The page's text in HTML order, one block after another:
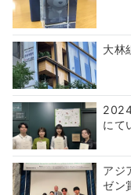
大林
にて
アジ
ゼン